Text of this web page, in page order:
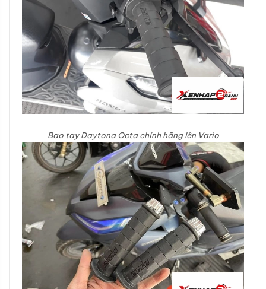
Bao tay Daytona Octa chính hãng lên Vario